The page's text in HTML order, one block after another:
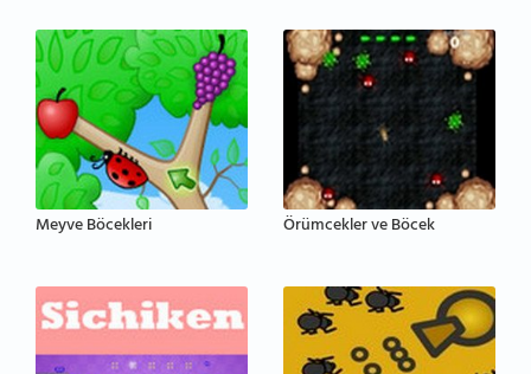
Meyve Böcekleri Örümcekler ve Böcek